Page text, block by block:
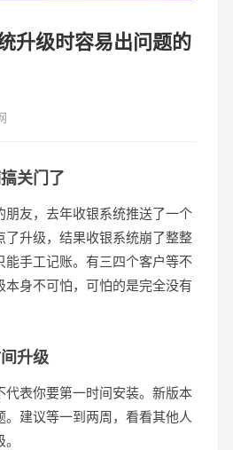
升级时容易出问题的
关门了
朋友，去年收银系统推送了一个
了升级，结果收银系统崩了整整
能手工记账。有三四个客户等不
本身不可怕，可怕的是完全没有
升级
代表你要第一时间安装。新版本
建议等一到两周，看看其他人